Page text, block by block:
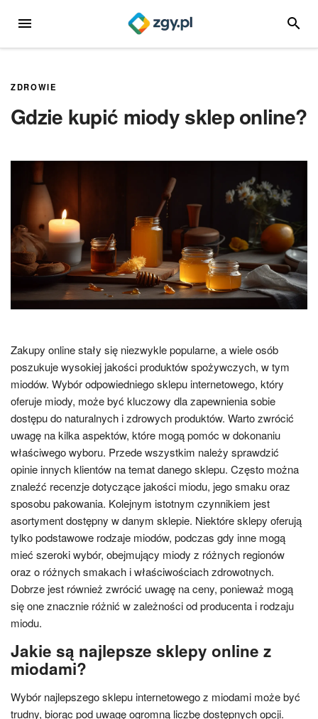
MENU
ZDROWIE
Gdzie kupić miody sklep online?
Zakupy online stały się niezwykle popularne, a wiele osób
poszukuje wysokiej jakości produktów spożywczych, w tym
miodów. Wybór odpowiedniego sklepu internetowego, który
oferuje miody, może być kluczowy dla zapewnienia sobie
dostępu do naturalnych i zdrowych produktów. Warto zwrócić
uwagę na kilka aspektów, które mogą pomóc w dokonaniu
właściwego wyboru. Przede wszystkim należy sprawdzić
opinie innych klientów na temat danego sklepu. Często można
znaleźć recenzje dotyczące jakości miodu, jego smaku oraz
sposobu pakowania. Kolejnym istotnym czynnikiem jest
asortyment dostępny w danym sklepie. Niektóre sklepy oferują
tylko podstawowe rodzaje miodów, podczas gdy inne mogą
mieć szeroki wybór, obejmujący miody z różnych regionów
oraz o różnych smakach i właściwościach zdrowotnych.
Dobrze jest również zwrócić uwagę na ceny, ponieważ mogą
się one znacznie różnić w zależności od producenta i rodzaju
miodu.
Jakie są najlepsze sklepy online z
miodami?
Wybór najlepszego sklepu internetowego z miodami może być
trudny, biorąc pod uwagę ogromną liczbę dostępnych opcji.